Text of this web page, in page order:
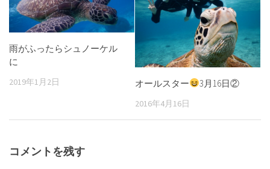
雨がふったらシュノーケル
に
2019年1月2日 オールスター 3月16日②
2016年4月16日
コメントを残す